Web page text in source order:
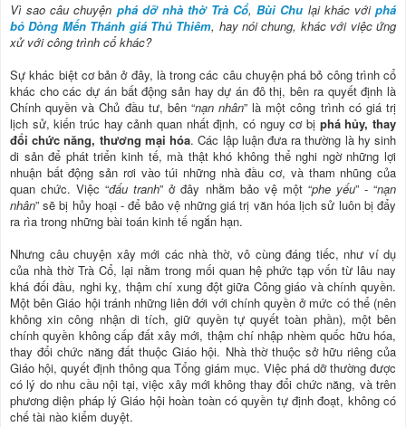
Vì sao câu chuyện phá dỡ nhà thờ Trà Cổ,Bùi Chu lại khác vớiphá
bỏ Dòng Mến Thánh giá Thủ Thiêm, hay nói chung, khác với việc ứng
xử với công trình cổ khác?
Sự khác biệt cơ bản ở đây, là trong các câu chuyện phá bỏ công trình cổ
khác cho các dự án bất động sản hay dự án đô thị, bên ra quyết định là
Chính quyền và Chủ đầu tư, bên “nạn nhân” là một công trình có giá trị
lịch sử, kiến trúc hay cảnh quan nhất định, có nguy cơ bị phá hủy, thay
đổi chức năng, thương mại hóa. Các lập luận đưa ra thường là hy sinh
di sản để phát triển kinh tế, mà thật khó không thể nghi ngờ những lợi
nhuận bất động sản rơi vào túi những nhà đầu cơ, và tham nhũng của
quan chức. Việc “đấu tranh” ở đây nhằm bảo vệ một “phe yếu” - “nạn
nhân” sẽ bị hủy hoại - để bảo vệ những giá trị văn hóa lịch sử luôn bị đẩy
ra rìa trong những bài toán kinh tế ngắn hạn.
Nhưng câu chuyện xây mới các nhà thờ, vô cùng đáng tiếc, như ví dụ
của nhà thờ Trà Cổ, lại nằm trong mối quan hệ phức tạp vốn từ lâu nay
khá đối đầu, nghi kỵ, thậm chí xung đột giữa Công giáo và chính quyền.
Một bên Giáo hội tránh những liên đới với chính quyền ở mức có thể (nên
không xin công nhận di tích, giữ quyền tự quyết toàn phần), một bên
chính quyền không cấp đất xây mới, thậm chí nhập nhèm quốc hữu hóa,
thay đổi chức năng đất thuộc Giáo hội. Nhà thờ thuộc sở hữu riêng của
Giáo hội, quyết định thông qua Tổng giám mục. Việc phá dỡ thường được
có lý do nhu cầu nội tại, việc xây mới không thay đổi chức năng, và trên
phương diện pháp lý Giáo hội hoàn toàn có quyền tự định đoạt, không có
chế tài nào kiểm duyệt.